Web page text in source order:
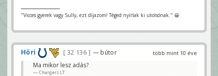
"Vicces gyerek vagy Sully, ezt díjazom! Téged nyírlak ki utolsónak." 😀
több mint 10 éve
Höri 32 136 — bútor
Ma mikor lesz adás?
Chargers LT